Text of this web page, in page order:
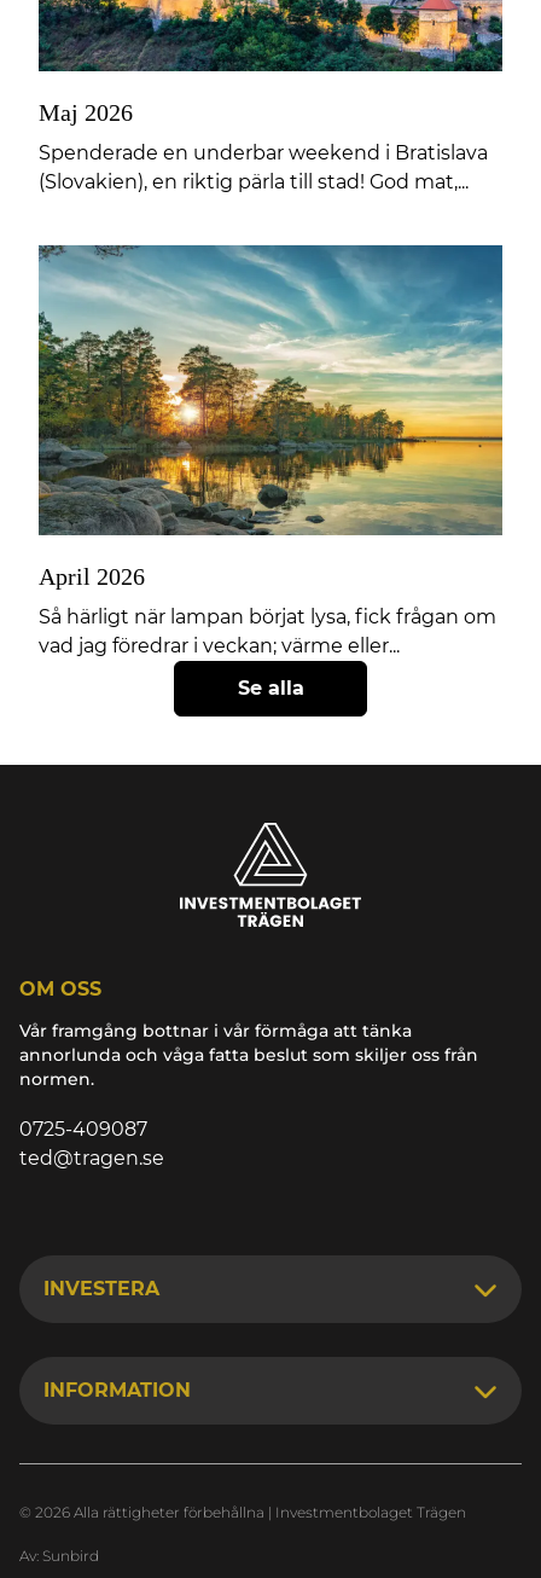
Maj 2026
Spenderade en underbar weekend i Bratislava
(Slovakien), en riktig pärla till stad! God mat,...
April 2026
Så härligt när lampan börjat lysa, fick frågan om
vad jag föredrar i veckan; värme eller...
Se alla
OM OSS
Vår framgång bottnar i vår förmåga att tänka
annorlunda och våga fatta beslut som skiljer oss från
normen.
0725-409087
ted@tragen.se
INVESTERA
INFORMATION
© 2026 Alla rättigheter förbehållna | Investmentbolaget Trägen
Av: Sunbird